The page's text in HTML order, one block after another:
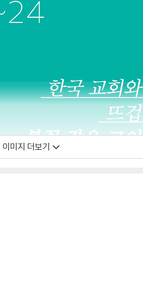
미지 더보기